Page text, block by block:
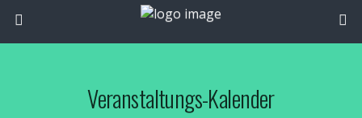
Veranstaltungs-Kalender